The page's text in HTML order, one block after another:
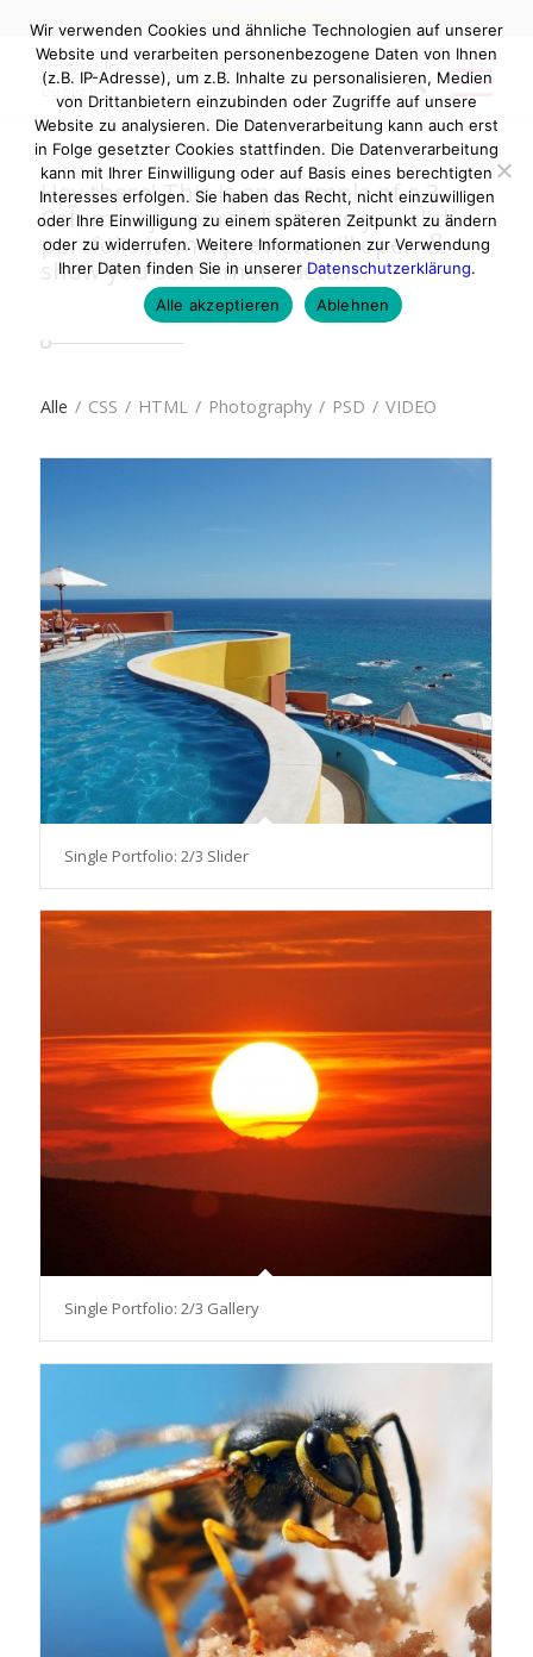
Portfolio 3 Column Ajax
Du bist hier: Startseite Portfolio / Portfolio 3 Column Ajax
Hey there! This is an example of a 3
Column Ajax portfolio. Once you click a
portfolio item a preview will open&
show you some more details.
Alle / CSS / HTML / Photography / PSD / VIDEO
Single Portfolio: 2/3 Slider
Single Portfolio: 2/3 Gallery
Wir verwenden Cookies und ähnliche Technologien auf unserer
Website und verarbeiten personenbezogene Daten von Ihnen
(z.B. IP-Adresse), um z.B. Inhalte zu personalisieren, Medien
von Drittanbietern einzubinden oder Zugriffe auf unsere
Website zu analysieren. Die Datenverarbeitung kann auch erst
in Folge gesetzter Cookies stattfinden. Die Datenverarbeitung
kann mit Ihrer Einwilligung oder auf Basis eines berechtigten
Interesses erfolgen. Sie haben das Recht, nicht einzuwilligen
oder Ihre Einwilligung zu einem späteren Zeitpunkt zu ändern
oder zu widerrufen. Weitere Informationen zur Verwendung
Ihrer Daten finden Sie in unserer Datenschutzerklärung.
Alle akzeptieren
Ablehnen